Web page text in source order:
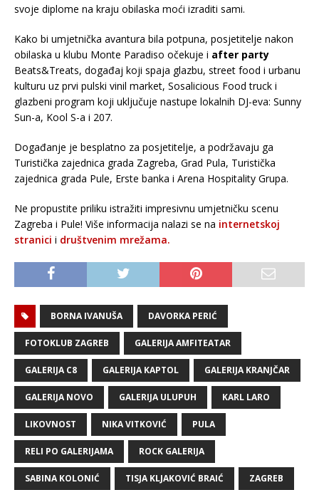
svoje diplome na kraju obilaska moći izraditi sami.
Kako bi umjetnička avantura bila potpuna, posjetitelje nakon
obilaska u klubu Monte Paradiso očekuje i after party
Beats&Treats, događaj koji spaja glazbu, street food i urbanu
kulturu uz prvi pulski vinil market, Sosalicious Food truck i
glazbeni program koji uključuje nastupe lokalnih DJ-eva: Sunny
Sun-a, Kool S-a i 207.
Događanje je besplatno za posjetitelje, a podržavaju ga
Turistička zajednica grada Zagreba, Grad Pula, Turistička
zajednica grada Pule, Erste banka i Arena Hospitality Grupa.
Ne propustite priliku istražiti impresivnu umjetničku scenu
Zagreba i Pule! Više informacija nalazi se na internetskoj
stranici i društvenim mrežama.
BORNA IVANUŠA DAVORKA PERIĆ
FOTOKLUB ZAGREB GALERIJA AMFITEATAR
GALERIJA C8 GALERIJA KAPTOL GALERIJA KRANJČAR
GALERIJA NOVO GALERIJA ULUPUH KARL LARO
LIKOVNOST NIKA VITKOVIĆ PULA
RELI PO GALERIJAMA ROCK GALERIJA
SABINA KOLONIĆ TISJA KLJAKOVIĆ BRAIĆ ZAGREB